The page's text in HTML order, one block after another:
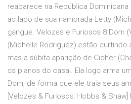
reaparece na República
ao lado de sua namorada Letty
gangue. Velozes e Furiosos 8 Dom
(Michelle Rodriguez) estão curtindo
mas a súbita aparição de Cipher
os planos do casal. Ela logo arma
Dom, de forma que ele traia seus
[Velozes & Furiosos: Hobbs &